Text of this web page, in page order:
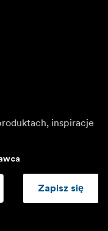
inspiracje
Zapisz się